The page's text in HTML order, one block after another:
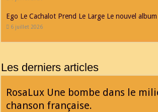
Ego Le Cachalot Prend Le Large Le nouvel album
6 juillet 2026
Les derniers articles
RosaLux Une bombe dans le
chanson française.